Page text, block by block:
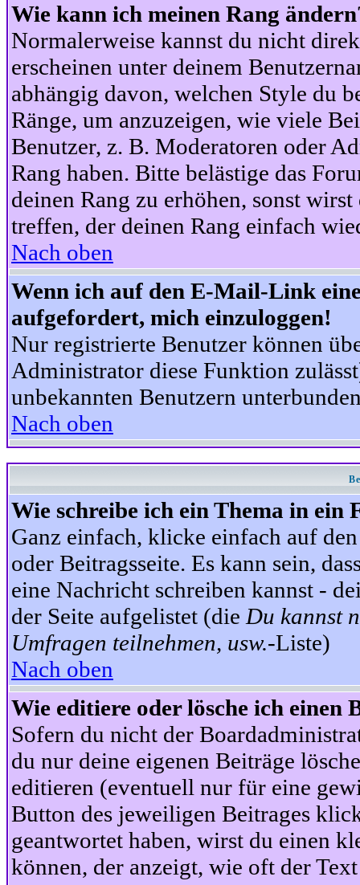
Wie kann ich meinen Rang
Normalerweise kannst du nicht
erscheinen unter deinem
abhängig davon, welchen Style du
Ränge, um anzuzeigen, wie viele
Benutzer, z. B. Moderatoren oder
Rang haben. Bitte belästige das
deinen Rang zu erhöhen, sonst
treffen, der deinen Rang einfach
Nach oben
Wenn ich auf den E-Mail-Link
aufgefordert, mich einzuloggen!
Nur registrierte Benutzer können
Administrator diese Funktion
unbekannten Benutzern
Nach oben
Wie schreibe ich ein Thema in ein
Ganz einfach, klicke einfach auf
oder Beitragsseite. Es kann sein,
eine Nachricht schreiben kannst -
der Seite aufgelistet (die Du kannst
Umfragen teilnehmen, usw.-Liste)
Nach oben
Wie editiere oder lösche ich einen
Sofern du nicht der
du nur deine eigenen Beiträge
editieren (eventuell nur für eine
Button des jeweiligen Beitrages
geantwortet haben, wirst du einen
können, der anzeigt, wie oft der